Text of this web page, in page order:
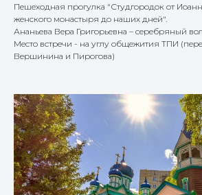
Пешеходная прогулка "Студгородок от
женского монастыря до наших дней".
Ананьева Вера Григорьевна – серебряный
Место встречи - на углу общежития ТПИ
Вершинина и Пирогова)